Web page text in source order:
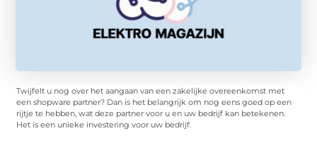
Twijfelt u nog over het aangaan van een zakelijke overeenkomst met
een shopware partner? Dan is het belangrijk om nog eens goed op een
rijtje te hebben, wat deze partner voor u en uw bedrijf kan betekenen.
Het is een unieke investering voor uw bedrijf.